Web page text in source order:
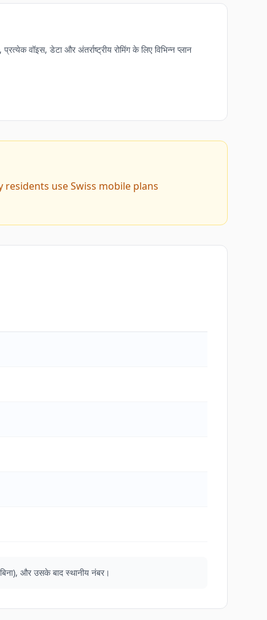
वॉइस, डेटा और अंतर्राष्ट्रीय रोमिंग के लिए विभिन्न प्लान
use Swiss mobile plans
और उसके बाद स्थानीय नंबर।